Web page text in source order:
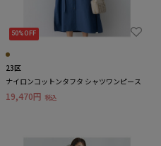
50%OFF
23区
ナイロンコットンタフタ シャツワンピース
19,470円 税込